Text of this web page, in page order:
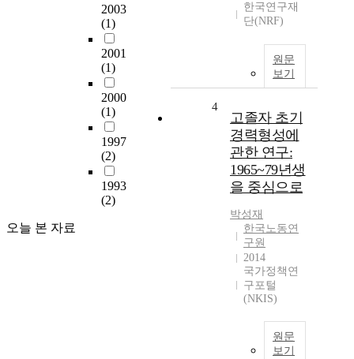
2003
(1)
2001
(1)
2000
(1)
1997
(2)
1993
(2)
오늘 본 자료
한국연구재
단(NRF)
원문
보기
4
고졸자 초기
경력형성에
관한 연구:
1965~79년생
을 중심으로
박성재
한국노동연
구원
2014
국가정책연
구포털
(NKIS)
원문
보기